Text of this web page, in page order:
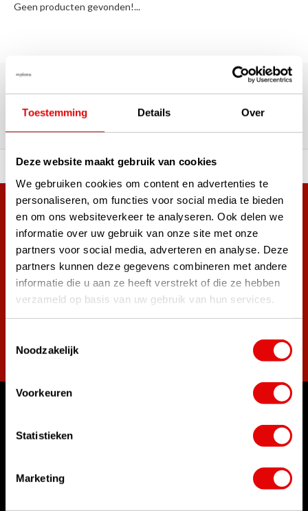
Toestemming Details Over
Deze website maakt gebruik van cookies
We gebruiken cookies om content en advertenties te
personaliseren, om functies voor social media te bieden
en om ons websiteverkeer te analyseren. Ook delen we
informatie over uw gebruik van onze site met onze
partners voor social media, adverteren en analyse. Deze
partners kunnen deze gegevens combineren met andere
informatie die u aan ze heeft verstrekt of die ze hebben
verzameld op basis van uw gebruik van hun services.
Noodzakelijk
Voorkeuren
Statistieken
Marketing
Geen producten gevonden!...
180.000+ Klanten | 5.000+ Reviews | Trusted Shops, TrustPilot,
Reviews: Onze klanten aan het
woord
A-merken! Vóór 15:00 besteld,
Meer dan 38.000 klanten hebben zich al
aangemeld.
Word ook lid van de nieuwsbrief en mis nooit meer de beste
golf aanbiedingen!